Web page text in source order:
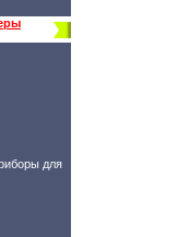
для